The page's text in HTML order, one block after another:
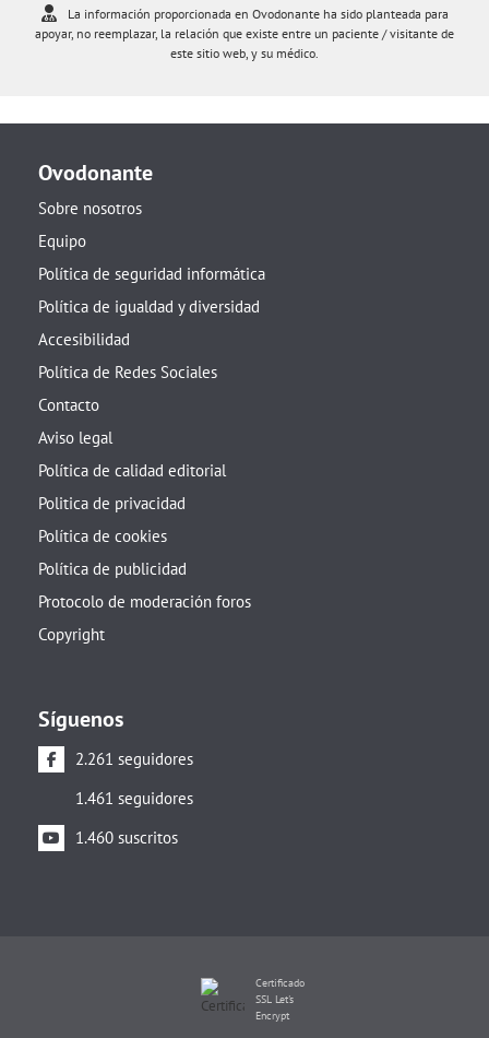
La información proporcionada en Ovodonante ha sido planteada para
apoyar, no reemplazar, la relación que existe entre un paciente / visitante de
este sitio web, y su médico.
Ovodonante
Sobre nosotros
Equipo
Política de seguridad informática
Política de igualdad y diversidad
Accesibilidad
Política de Redes Sociales
Contacto
Aviso legal
Política de calidad editorial
Politica de privacidad
Política de cookies
Política de publicidad
Protocolo de moderación foros
Copyright
Síguenos
2.261 seguidores
1.461 seguidores
1.460 suscritos
Certificado
SSL Let's
Encrypt